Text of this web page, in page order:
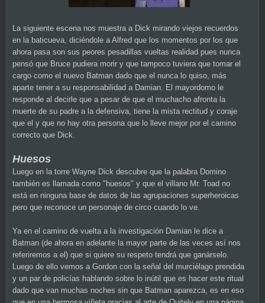
La siguiente escena nos muestra a Dick mirando viejos recuerdos
en la baticueva, diciéndole a Alfred que los momentos por los que
ahora pasa son sus peores pesadillas vueltas realidad pues nunca
pensó que Bruce pudiera morir y que tampoco tuviera que tomar el
cargo como el nuevo Batman dado que el nunca lo quiso, más
aparte tener a su responsabilidad a Damian. El mayordomo le
responde al decirle que a pesar de que el muchacho afronta la
muerte de su padre a la defensiva, tiene la mista rectitud y coraje
que el y que no hay otra persona que lo lleve mejor por el camino
correcto que Dick.
Huesos
Luego en la torre Wayne Dick descubre que la palabra Domino
también es llamada como "huesos" y que el villano Mr. Toad no
está en ninguna base de datos de las agrupaciones superheroicas
pero que reconoce un personaje de circo cuando lo ve.
Ya en el camino de vuelta a la investigación Damian le dice a
Batman (de ahora en adelante la mayor parte de las veces así nos
referiremos a el) que si quiere su respeto tendrá que ganárselo.
Luego de ello vemos a Gordon con la señal del murciélago prendida
y un par de policías hablando sobre lo inútil que es hacer este ritual
dado que van muchas noches sin que Batman aparezca, es en eso